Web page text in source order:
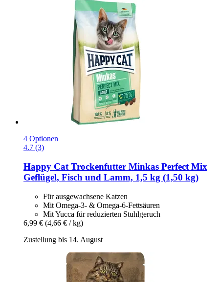
4 Optionen
4.7 (3)
Happy Cat Trockenfutter Minkas Perfect Mix
Geflügel, Fisch und Lamm, 1,5 kg (1,50 kg)
Für ausgewachsene Katzen
Mit Omega-3- & Omega-6-Fettsäuren
Mit Yucca für reduzierten Stuhlgeruch
6,99 € (4,66 € / kg)
Zustellung bis 14. August